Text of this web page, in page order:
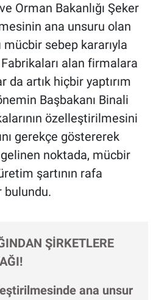
Orman Bakanlığı Şeker
ana unsuru olan
mücbir sebep kararıyla
alan firmalara
artık hiçbir yaptırım
Başbakanı Binali
özelleştirilmesini
gerekçe göstererek
noktada, mücbir
şartının rafa
bulundu.
ŞİRKETLERE
ana unsur